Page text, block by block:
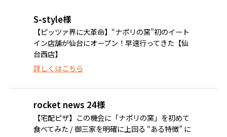
S-style様
【ピッツァ界に大革命】“ナポリの窯”初のイート
イン店舗が仙台にオープン！早速行ってきた【仙
台西店】
詳しくはこちら
rocket news 24様
【宅配ピザ】この機会に「ナポリの窯」を初めて
食べてみた / 御三家を明確に上回る “ある特徴” に